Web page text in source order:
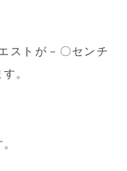
ストが－〇センチ
。